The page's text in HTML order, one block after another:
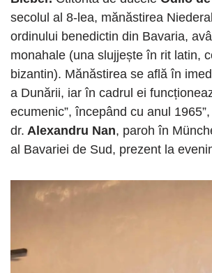
secolul al 8-lea, mănăstirea
ordinului benedictin din Bavaria,
monahale (una slujjește în rit latin,
bizantin). Mănăstirea se află în
a Dunării, iar în cadrul ei
ecumenic”, începând cu anul
dr. Alexandru Nan, paroh în
al Bavariei de Sud, prezent la